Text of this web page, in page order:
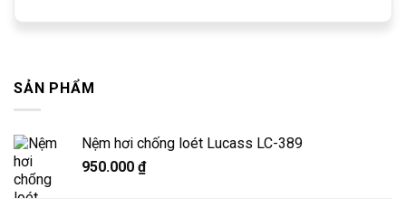
SẢN PHẨM
Nệm hơi chống loét Lucass LC-389
950.000 ₫